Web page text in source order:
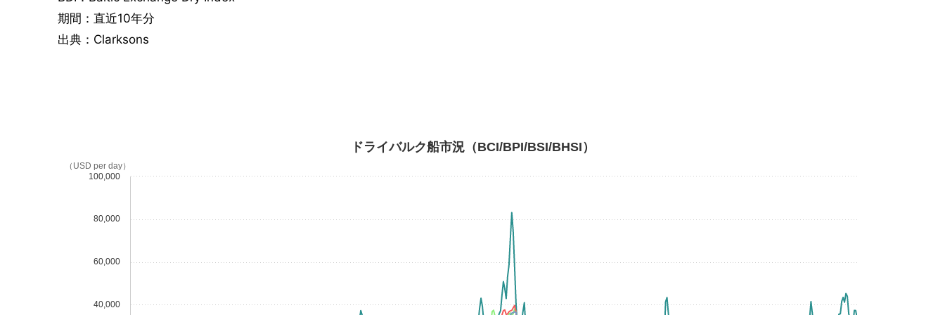
期間：直近10年分
出典：Clarksons
ドライバルク船市況（BCI/BPI/BSI/BHSI）
40,000
60,000
80,000
100,000
（USD per day）